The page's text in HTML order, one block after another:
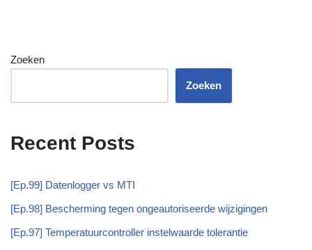
Zoeken
Zoeken
Recent Posts
[Ep.99] Datenlogger vs MTI
[Ep.98] Bescherming tegen ongeautoriseerde wijzigingen
[Ep.97] Temperatuurcontroller instelwaarde tolerantie